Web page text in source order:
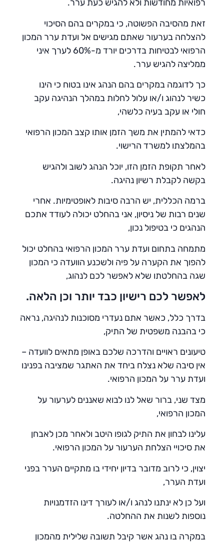
רפואיות מחודשות ולא להגיש כעת ערר.
זאת מהסיבה הפשוטה, כי במקרים בהם הסיכוי
להצלחה בערעור שאתם מגישים אל ועדת ערר המכון
הרפואי לבטיחות בדרכים יורד מ-60% לערך איני
ממליצה להגיש ערר.
כך לדוגמה במקרים בהם הנהג אינו בטוח כי הינו
כשיר לנהוג ו/או עלול לחלות במהלך הנהיגה עקב
חולי או עקב בעיה כלשהי,
כדאי להמתין את משך הזמן אותו קצב המכון הרפואי
בהמלצתו למשרד הרישוי.
לאחר תקופת הזמן הזו, יוכל הנהג לשוב ולהגיש
בקשה לקבלת רשיון נהיגה.
ברמה הכללית, יש הרבה סיבות לאופטימיות. אחרי
שנים רבות של ניסיון, אני בהחלט יכולה לעודד אתכם
הנהגים כי בטיפול נכון,
מתמחה בתחום ועדת ערר המכון הרפואי בהחלט יכול
להפוך את הקערה על פיה ולשכנע הוועדה כי המכון
שגה בהחלטתו שלא לאפשר לכם לנהוג,
לאפשר לכם רישיון כבד יותר וכן הלאה.
בדרך כלל, כאשר אתם נעדרי מסוכנות לנהיגה, נראה
כי בהבנה משפטית של התיק,
טיעונים ראויים והדרכה שלכם באופן מתאים לוועדה –
אין סיבה שלא נצלח ביחד את האתגר שמציבה בפנינו
ועדת ערר על המכון הרפואי.
מצד שני, ברור שאל לנו לבוא שאננים לערעור על
המכון הרפואי,
עלינו לבחון את התיק לגופו היטב ולאחר מכן לאבחן
את סיכויי הצלחת הערעור על המכון הרפואי.
יצוין, כי לרוב מדובר בדיון יחידי בו מתקיים הערר בפני
ועדת הערר,
ועל כן לא ינתנו לנהג ו/או לעורך דינו הזדמנויות
נוספות לשנות את ההחלטה.
במקרה בו נהג אשר קיבל תשובה שלילית מהמכון